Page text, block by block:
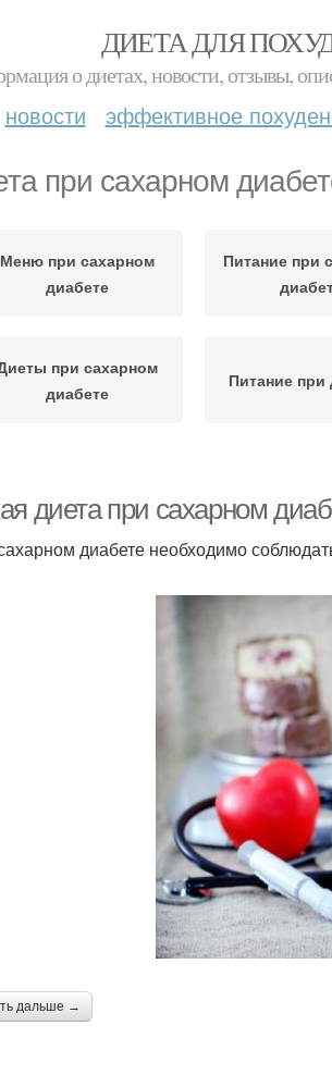
ДИЕТА ДЛЯ
о диетах, новости, отзывы,
новости эффективное
при сахарном
Меню при сахарном
диабете
Питание при
при сахарном
диабете
Питание при
диета при сахарном
диабете необходимо
дальше →